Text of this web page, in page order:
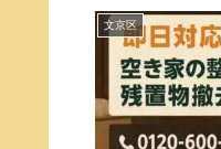
文京区